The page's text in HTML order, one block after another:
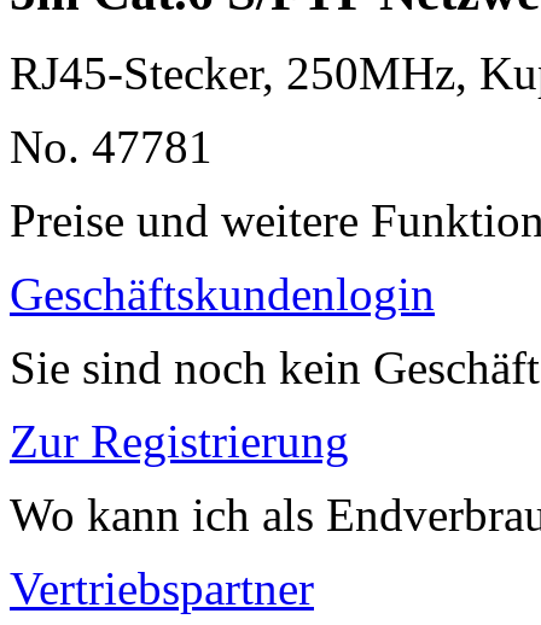
RJ45-Stecker, 250MHz,
No. 47781
Preise und weitere
Geschäftskundenlogin
Sie sind noch kein
Zur Registrierung
Wo kann ich als
Vertriebspartner